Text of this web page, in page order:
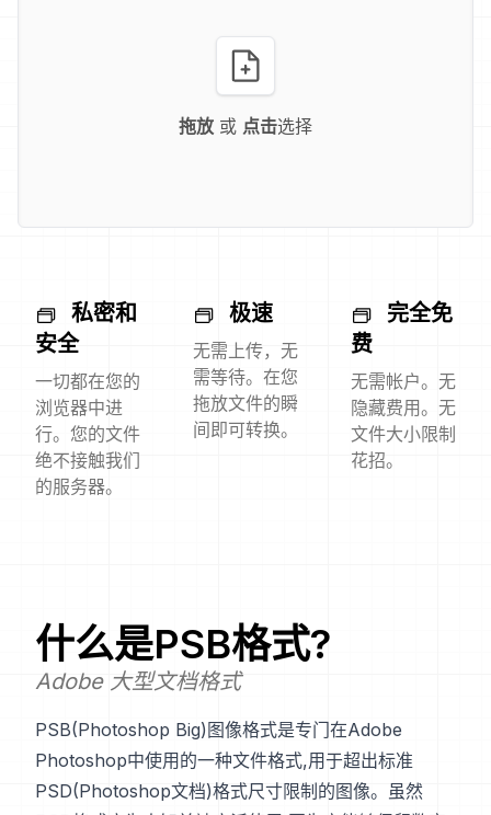
拖放 或 点击选择
私密和
安全
一切都在您的
浏览器中进
行。您的文件
绝不接触我们
的服务器。
极速
无需上传，无
需等待。在您
拖放文件的瞬
间即可转换。
完全免
费
无需帐户。无
隐藏费用。无
文件大小限制
花招。
什么是PSB格式?
Adobe 大型文档格式
PSB(Photoshop Big)图像格式是专门在Adobe
Photoshop中使用的一种文件格式,用于超出标准
PSD(Photoshop文档)格式尺寸限制的图像。虽然